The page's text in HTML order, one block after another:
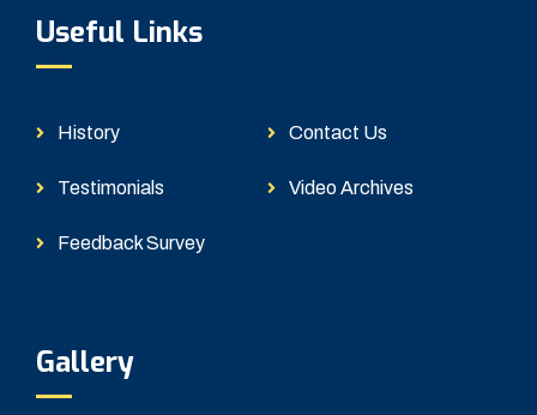
Useful Links
History Contact Us
Testimonials Video Archives
Feedback Survey
Gallery